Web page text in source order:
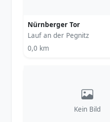
Nürnberger Tor
Lauf an der Pegnitz
0,0 km
Kein Bild